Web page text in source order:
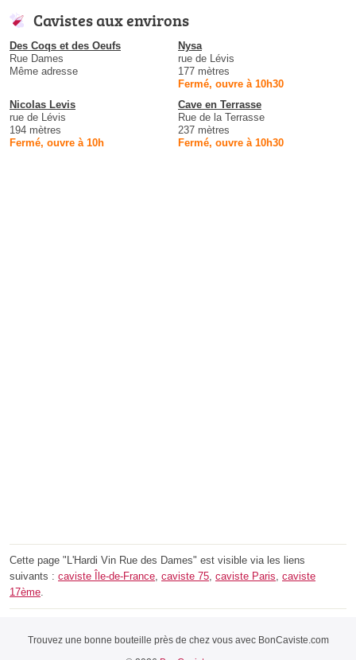
Cavistes aux environs
Des Coqs et des Oeufs
Rue Dames
Même adresse
Nysa
rue de Lévis
177 mètres
Fermé, ouvre à 10h30
Nicolas Levis
rue de Lévis
194 mètres
Fermé, ouvre à 10h
Cave en Terrasse
Rue de la Terrasse
237 mètres
Fermé, ouvre à 10h30
Cette page "L'Hardi Vin Rue des Dames" est visible via les liens
suivants : caviste Île-de-France, caviste 75, caviste Paris, caviste
17ème.
Trouvez une bonne bouteille près de chez vous avec BonCaviste.com